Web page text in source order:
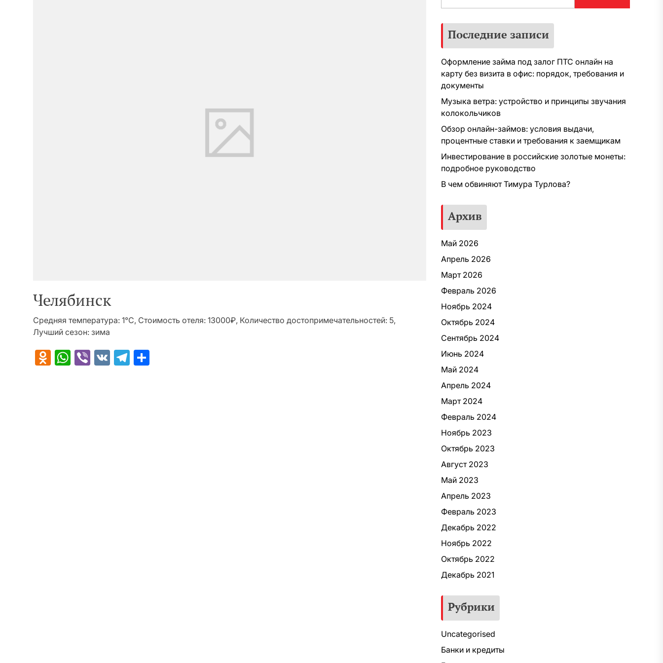
Челябинск
Средняя температура: 1°C, Стоимость отеля: 13000₽, Количество достопримечательностей: 5,
Лучший сезон: зима
Odnoklassniki
WhatsApp
Viber
VK Telegram
Последние записи
Оформление займа под залог ПТС онлайн на
карту без визита в офис: порядок, требования и
документы
Музыка ветра: устройство и принципы звучания
колокольчиков
Обзор онлайн-займов: условия выдачи,
процентные ставки и требования к заемщикам
Инвестирование в российские золотые монеты:
подробное руководство
В чем обвиняют Тимура Турлова?
Архив
Май 2026
Апрель 2026
Март 2026
Февраль 2026
Ноябрь 2024
Октябрь 2024
Сентябрь 2024
Июнь 2024
Май 2024
Апрель 2024
Март 2024
Февраль 2024
Ноябрь 2023
Октябрь 2023
Август 2023
Май 2023
Апрель 2023
Февраль 2023
Декабрь 2022
Ноябрь 2022
Октябрь 2022
Декабрь 2021
Рубрики
Uncategorised
Банки и кредиты